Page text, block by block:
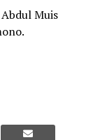
Muis